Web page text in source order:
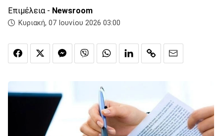
Επιμέλεια - Newsroom
Κυριακή, 07 Ιουνίου 2026 03:00